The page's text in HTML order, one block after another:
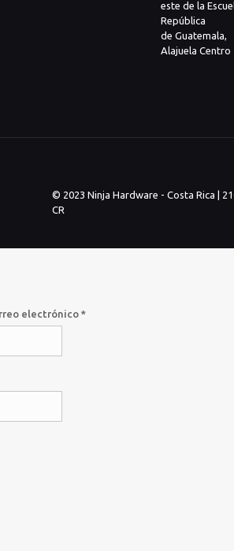
este de la
República
de Guatemala,
Alajuela Centro
© 2023 Ninja Hardware - Costa Rica |
CR
electrónico *